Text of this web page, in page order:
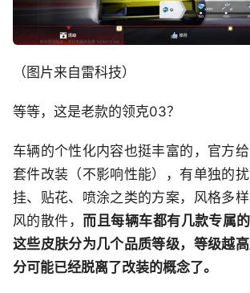
（图片来自雷科技）
等等，这是老款的领克03？
车辆的个性化内容也挺丰富的，官方
套件改装（不影响性能），有单独的
挂、贴花、喷涂之类的方案，风格多
风的散件， 而且每辆车都有几款专属的
这些皮肤分为几个品质等级，等级越
分可能已经脱离了改装的概念了。